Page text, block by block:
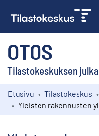
OTOS
Tilastokeskuksen
Kokoelmat
Etusivu Tilastokeskus